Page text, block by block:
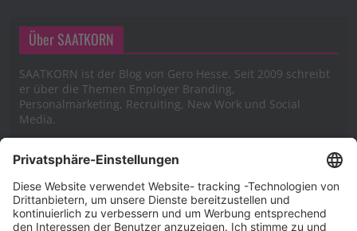
Über SAATKORN
SAATKORN ist der Blog von Gero Hesse. Seit 2009 schreibt
er über die Themen Employer Branding,
Personalmarketing, Recruiting, New Work und Social
Media.
Impressum